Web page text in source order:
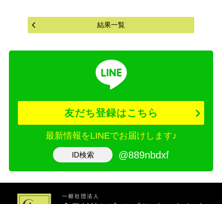
結果一覧
友だち登録はこちら
最新情報をLINEでお届けします♪
ID検索 @889nbdxf